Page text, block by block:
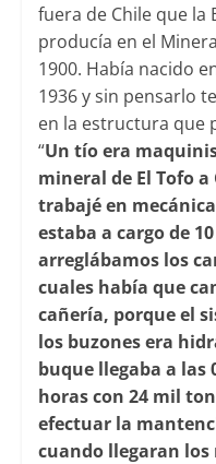
fuera de Chile que la
producía en el
1900. Había nacido
1936 y sin pensarlo
en la estructura que
“Un tío era
mineral de El Tofo
trabajé en
estaba a cargo de
arreglábamos los
cuales había que
cañería, porque el
los buzones era
buque llegaba a las
horas con 24 mil
efectuar la
cuando llegaran los